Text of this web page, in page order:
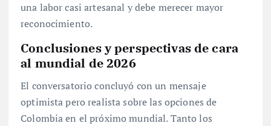
una labor casi artesanal y debe merecer mayor
reconocimiento.
Conclusiones y perspectivas de cara
al mundial de 2026
El conversatorio concluyó con un mensaje
optimista pero realista sobre las opciones de
Colombia en el próximo mundial. Tanto los